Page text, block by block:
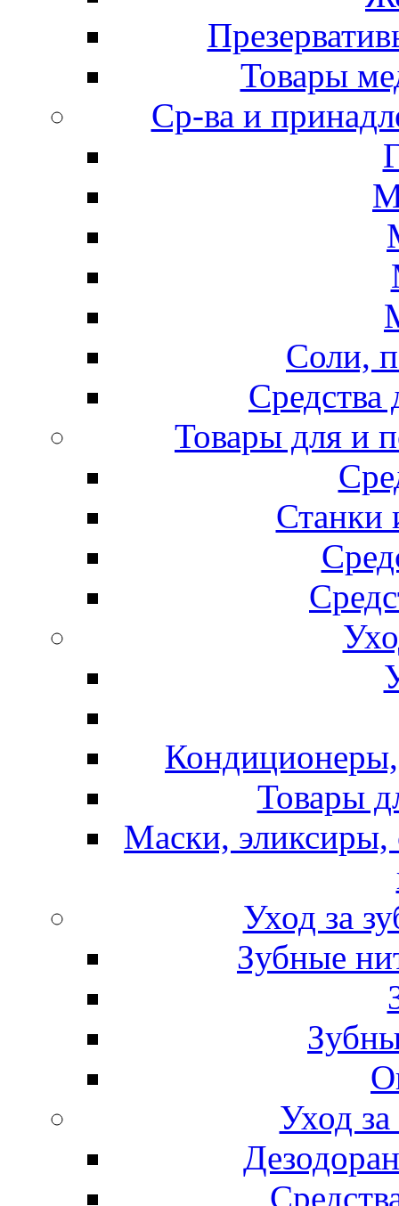
Товары
Ср-ва и
Соли,
Товары для и
Станки
Кондиционеры,
Товары
Маски, эликсиры,
Уход за
Зубные
Уход